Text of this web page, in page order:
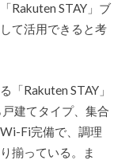
Rakuten STAY」ブ
て活用できると考
「Rakuten STAY」
建てタイプ、集合
Fi完備で、調理
揃っている。ま